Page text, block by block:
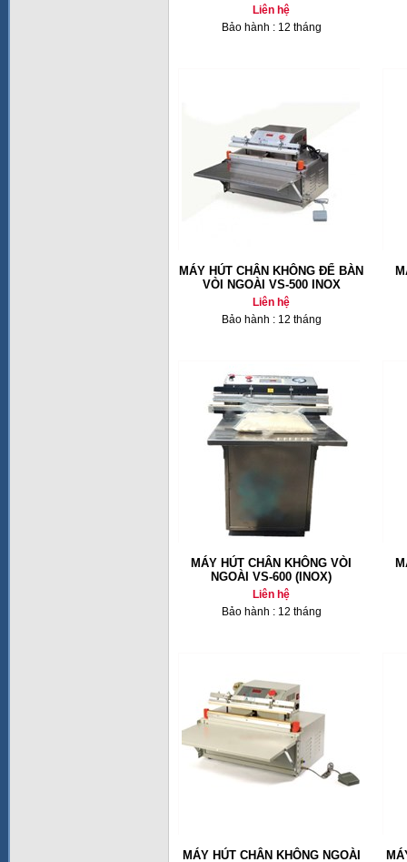
Liên hệ
Bảo hành : 12 tháng
MÁY HÚT CHÂN KHÔNG ĐỂ BÀN
VÒI NGOÀI VS-500 INOX
Liên hệ
Bảo hành : 12 tháng
MÁY HÚT CHÂN KHÔNG VÒI
NGOÀI VS-600 (INOX)
Liên hệ
Bảo hành : 12 tháng
MÁY HÚT CHÂN KHÔNG NGOÀI